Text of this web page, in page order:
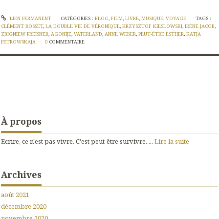
LIEN PERMANENT CATÉGORIES : BLOG, FILM, LIVRE, MUSIQUE, VOYAGE
TAGS :
CLÉMENT ROSSET, LA DOUBLE VIE DE VÉRONIQUE, KRZYSZTOF KIESLOWSKI, IRÈNE JACOB,
ZBIGNIEW PREISNER, AGONIJE, VATERLAND, ANNE WEBER, PEUT-ÊTRE ESTHER, KATJA
PETROWSKAJA
0 COMMENTAIRE
À propos
Ecrire, ce n'est pas vivre. C'est peut-être survivre. ... Lire la suite
Archives
août 2021
décembre 2020